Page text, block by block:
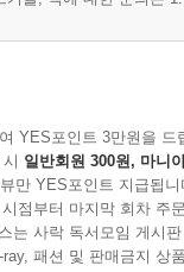
YES포인트 3만원을 드
일반회원 300원, 마니
만 YES포인트 지급됩니
점부터 마지막 회차 주
는 사락 독서모임 게시
패션 및 판매금지 상